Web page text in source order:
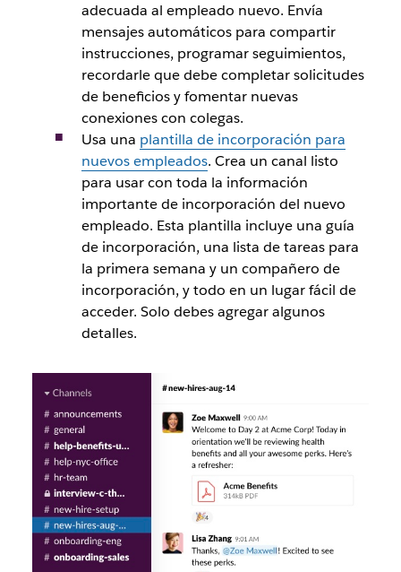
adecuada al empleado nuevo. Envía
mensajes automáticos para compartir
instrucciones, programar seguimientos,
recordarle que debe completar solicitudes
de beneficios y fomentar nuevas
conexiones con colegas.
Usa una plantilla de incorporación para
nuevos empleados. Crea un canal listo
para usar con toda la información
importante de incorporación del nuevo
empleado. Esta plantilla incluye una guía
de incorporación, una lista de tareas para
la primera semana y un compañero de
incorporación, y todo en un lugar fácil de
acceder. Solo debes agregar algunos
detalles.